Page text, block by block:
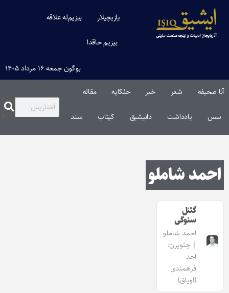
یازیچیلار بیزیم‌له علاقه
بیزیم حاقدا
بوگون جمعه ۱۶ مرداد ۱۴۰۵
آنا صحیفه شعر خبر حئکایه مقاله‌
سس یادداشت دانیشیق کیتاب سند
احمد شاملو
گئنل
سئوگی
احمد شاملو
| چئویرن:
احد
فرهمندی
(اویاق)